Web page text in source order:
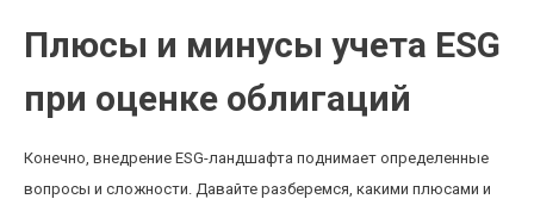
Плюсы и минусы учета ESG
при оценке облигаций
Конечно, внедрение ESG-ландшафта поднимает определенные
вопросы и сложности. Давайте разберемся, какими плюсами и